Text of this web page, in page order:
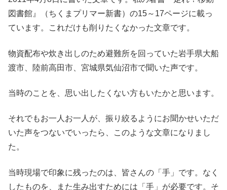
図書館』（ちくまプリマー新書）の15～17ページに載っ
ています。これだけも削りたくなかった文章です。
物資配布や炊き出しのため避難所を回っていた岩手県大船
渡市、陸前高田市、宮城県気仙沼市で聞いた声です。
当時のことを、思い出したくない方もいたかと思います。
それでもお一人お一人が、振り絞るようにお聞かせいただ
いた声をつないでいったら、このような文章になりまし
た。
当時現場で印象に残ったのは、皆さんの「手」です。なく
したものを、また生み出すためには「手」が必要です。そ